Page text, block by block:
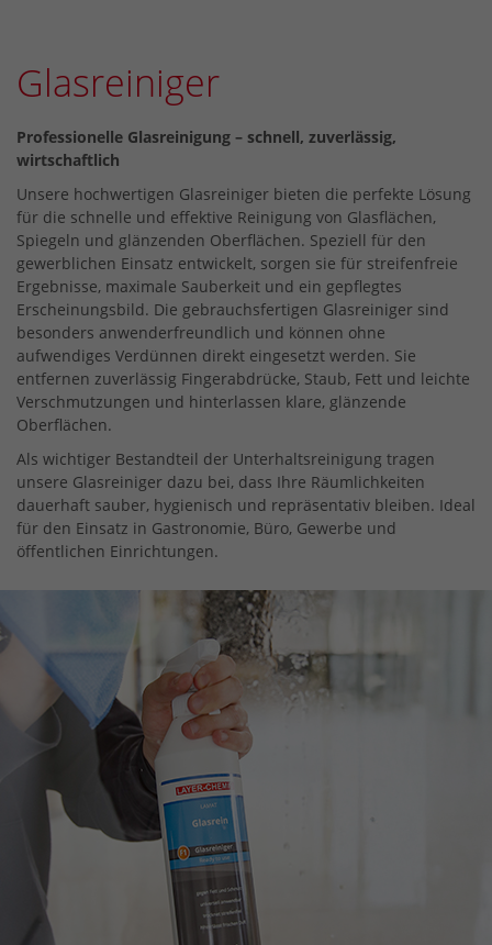
Glasreiniger
Professionelle Glasreinigung – schnell, zuverlässig,
wirtschaftlich
Unsere hochwertigen Glasreiniger bieten die perfekte Lösung
für die schnelle und effektive Reinigung von Glasflächen,
Spiegeln und glänzenden Oberflächen. Speziell für den
gewerblichen Einsatz entwickelt, sorgen sie für streifenfreie
Ergebnisse, maximale Sauberkeit und ein gepflegtes
Erscheinungsbild. Die gebrauchsfertigen Glasreiniger sind
besonders anwenderfreundlich und können ohne
aufwendiges Verdünnen direkt eingesetzt werden. Sie
entfernen zuverlässig Fingerabdrücke, Staub, Fett und leichte
Verschmutzungen und hinterlassen klare, glänzende
Oberflächen.
Als wichtiger Bestandteil der Unterhaltsreinigung tragen
unsere Glasreiniger dazu bei, dass Ihre Räumlichkeiten
dauerhaft sauber, hygienisch und repräsentativ bleiben. Ideal
für den Einsatz in Gastronomie, Büro, Gewerbe und
öffentlichen Einrichtungen.